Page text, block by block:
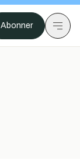
Abonner